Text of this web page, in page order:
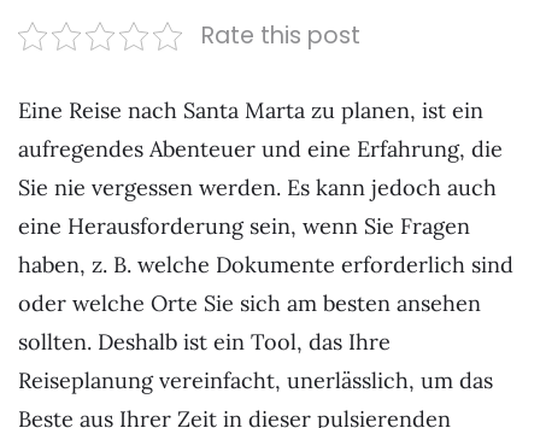
Rate this post
Eine Reise nach Santa Marta zu planen, ist ein
aufregendes Abenteuer und eine Erfahrung, die
Sie nie vergessen werden. Es kann jedoch auch
eine Herausforderung sein, wenn Sie Fragen
haben, z. B. welche Dokumente erforderlich sind
oder welche Orte Sie sich am besten ansehen
sollten. Deshalb ist ein Tool, das Ihre
Reiseplanung vereinfacht, unerlässlich, um das
Beste aus Ihrer Zeit in dieser pulsierenden